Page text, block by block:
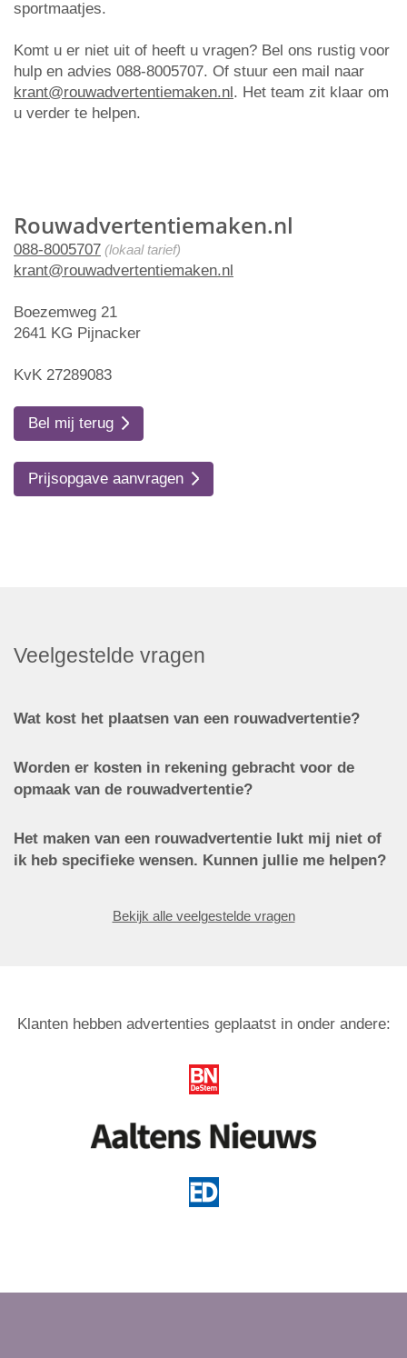
Rouwadvertentiemaken.nl
088-8005707 (lokaal tarief)
krant@rouwadvertentiemaken.nl
Boezemweg 21
2641 KG Pijnacker
KvK 27289083
Bel mij terug
Prijsopgave aanvragen
sportmaatjes.
Komt u er niet uit of heeft u vragen? Bel ons rustig voor
hulp en advies 088-8005707. Of stuur een mail naar
krant@rouwadvertentiemaken.nl. Het team zit klaar om
u verder te helpen.
Veelgestelde vragen
Wat kost het plaatsen van een rouwadvertentie?
Worden er kosten in rekening gebracht voor de
opmaak van de rouwadvertentie?
Het maken van een rouwadvertentie lukt mij niet of
ik heb specifieke wensen. Kunnen jullie me helpen?
Bekijk alle veelgestelde vragen
Klanten hebben advertenties geplaatst in onder andere: